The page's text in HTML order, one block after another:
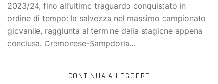
2023/24, fino all’ultimo traguardo conquistato in
ordine di tempo: la salvezza nel massimo campionato
giovanile, raggiunta al termine della stagione appena
conclusa. Cremonese-Sampdoria...
CONTINUA A LEGGERE